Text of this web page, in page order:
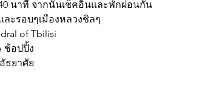
นาที จากนั้นเช็คอินและพักผ่อนกัน
ละรอบๆเมืองหลวงชิลๆ
of Tbilisi
ช้อปปิ้ง
ธยาศัย